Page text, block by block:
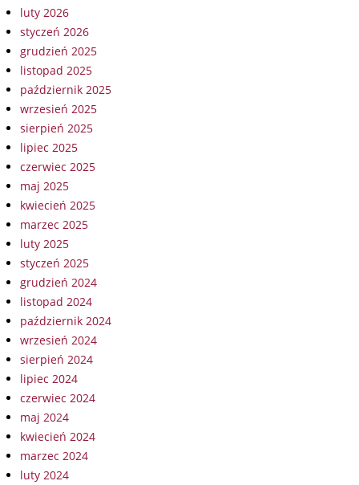
luty 2026
styczeń 2026
grudzień 2025
listopad 2025
październik 2025
wrzesień 2025
sierpień 2025
lipiec 2025
czerwiec 2025
maj 2025
kwiecień 2025
marzec 2025
luty 2025
styczeń 2025
grudzień 2024
listopad 2024
październik 2024
wrzesień 2024
sierpień 2024
lipiec 2024
czerwiec 2024
maj 2024
kwiecień 2024
marzec 2024
luty 2024